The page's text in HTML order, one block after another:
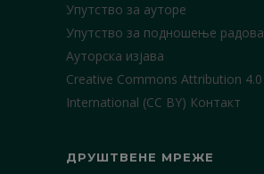
Упутство за ауторе
Упутство за подношење радова
Ауторска изјава
Creative Commons Attribution 4.0
International (CC BY) Контакт
ДРУШТВЕНЕ МРЕЖЕ